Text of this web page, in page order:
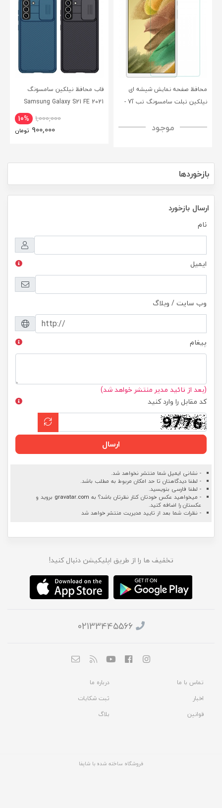
محافظ صفحه نمایش شیشه ای
نیلکین تبلت سامسونگ تب آ7 -
H+ Anti-explosion Tempered
موجود
قاب محافظ نیلکین سامسونگ
Samsung Galaxy S21 FE 2021
10% 1,000,000
900,000 تومان
بازخوردها
ارسال بازخورد
نام
ایمیل
وب سایت / وبلاگ
پیغام
(بعد از تائید مدیر منتشر خواهد شد)
کد مقابل را وارد کنید
ارسال
- نشانی ایمیل شما منتشر نخواهد شد.
- لطفا دیدگاهتان تا حد امکان مربوط به مطلب باشد.
- لطفا فارسی بنویسید.
- میخواهید عکس خودتان کنار نظرتان باشد؟ به gravatar.com بروید و
عکستان را اضافه کنید.
- نظرات شما بعد از تایید مدیریت منتشر خواهد شد
تخفیف ها را از طریق اپلیکیشن دنبال کنید!
02133445566
تماس با ما
درباره ما
اخبار
ثبت شکایات
قوانین
بلاگ
فروشگاه ساخته شده با شاپفا